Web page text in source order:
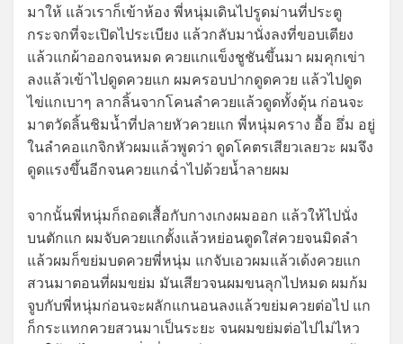
มาให้ แล้วเราก็เข้าห้อง พี่หนุ่มเดินไปรูดม่านที่ประตู
กระจกที่จะเปิดไประเบียง แล้วกลับมานั่งลงที่ขอบเตียง
แล้วแกผ้าออกจนหมด ควยแกแข็งชูชันขึ้นมา ผมคุกเข่า
ลงแล้วเข้าไปดูดควยแก ผมครอบปากดูดควย แล้วไปดูด
ไข่แกเบาๆ ลากลิ้นจากโคนลำควยแล้วดูดทั้งดุ้น ก่อนจะ
มาตวัดลิ้นชิมน้ำที่ปลายหัวควยแก พี่หนุ่มคราง อื้อ อึ่ม อยู่
ในลำคอแกจิกหัวผมแล้วพูดว่า ดูดโคตรเสียวเลยวะ ผมจึง
ดูดแรงขึ้นอีกจนควยแกฉ่ำไปด้วยน้ำลายผม
จากนั้นพี่หนุ่มก็ถอดเสื้อกับกางเกงผมออก แล้วให้ไปนั่ง
บนตักแก ผมจับควยแกตั้งแล้วหย่อนตูดใส่ควยจนมิดลำ
แล้วผมก็ขย่มบดควยพี่หนุ่ม แกจับเอวผมแล้วเด้งควยแก
สวนมาตอนที่ผมขย่ม มันเสียวจนผมขนลุกไปหมด ผมก้ม
จูบกับพี่หนุ่มก่อนจะผลักแกนอนลงแล้วขย่มควยต่อไป แก
ก็กระแทกควยสวนมาเป็นระยะ จนผมขย่มต่อไปไม่ไหว